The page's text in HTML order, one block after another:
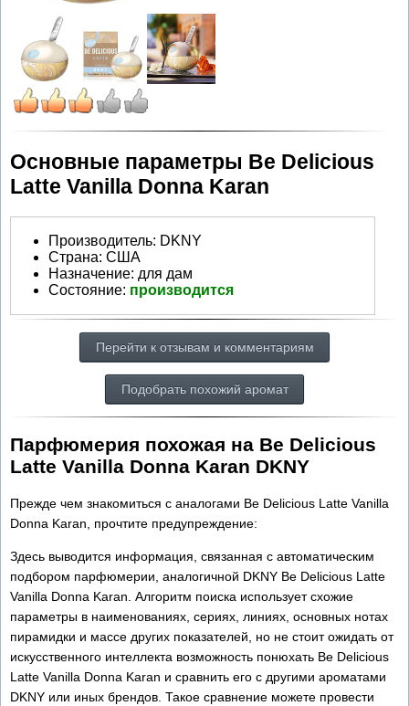
Основные параметры Be Delicious
Latte Vanilla Donna Karan
Производитель: DKNY
Страна: США
Назначение: для дам
Состояние: производится
Перейти к отзывам и комментариям
Подобрать похожий аромат
Парфюмерия похожая на Be Delicious
Latte Vanilla Donna Karan DKNY
Прежде чем знакомиться с аналогами Be Delicious Latte Vanilla
Donna Karan, прочтите предупреждение:
Здесь выводится информация, связанная с автоматическим
подбором парфюмерии, аналогичной DKNY Be Delicious Latte
Vanilla Donna Karan. Алгоритм поиска использует схожие
параметры в наименованиях, сериях, линиях, основных нотах
пирамидки и массе других показателей, но не стоит ожидать от
искусственного интеллекта возможность понюхать Be Delicious
Latte Vanilla Donna Karan и сравнить его с другими ароматами
DKNY или иных брендов. Такое сравнение можете провести